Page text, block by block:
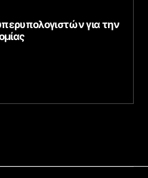
για την